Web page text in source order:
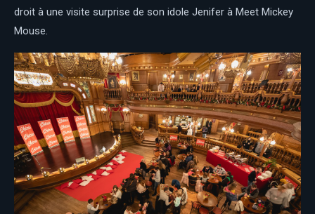
droit à une visite surprise de son idole Jenifer à Meet Mickey
Mouse.